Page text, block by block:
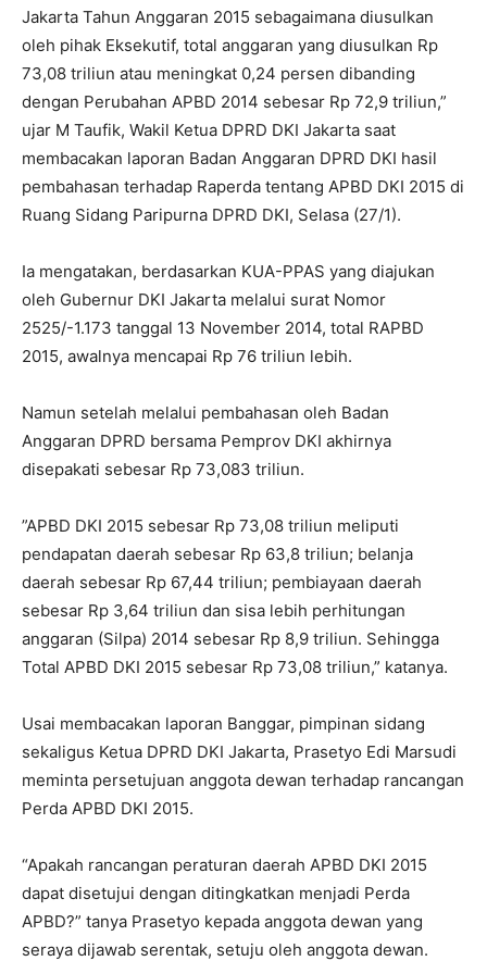
Jakarta Tahun Anggaran 2015 sebagaimana diusulkan
oleh pihak Eksekutif, total anggaran yang diusulkan Rp
73,08 triliun atau meningkat 0,24 persen dibanding
dengan Perubahan APBD 2014 sebesar Rp 72,9 triliun,”
ujar M Taufik, Wakil Ketua DPRD DKI Jakarta saat
membacakan laporan Badan Anggaran DPRD DKI hasil
pembahasan terhadap Raperda tentang APBD DKI 2015 di
Ruang Sidang Paripurna DPRD DKI, Selasa (27/1).
Ia mengatakan, berdasarkan KUA-PPAS yang diajukan
oleh Gubernur DKI Jakarta melalui surat Nomor
2525/-1.173 tanggal 13 November 2014, total RAPBD
2015, awalnya mencapai Rp 76 triliun lebih.
Namun setelah melalui pembahasan oleh Badan
Anggaran DPRD bersama Pemprov DKI akhirnya
disepakati sebesar Rp 73,083 triliun.
”APBD DKI 2015 sebesar Rp 73,08 triliun meliputi
pendapatan daerah sebesar Rp 63,8 triliun; belanja
daerah sebesar Rp 67,44 triliun; pembiayaan daerah
sebesar Rp 3,64 triliun dan sisa lebih perhitungan
anggaran (Silpa) 2014 sebesar Rp 8,9 triliun. Sehingga
Total APBD DKI 2015 sebesar Rp 73,08 triliun,” katanya.
Usai membacakan laporan Banggar, pimpinan sidang
sekaligus Ketua DPRD DKI Jakarta, Prasetyo Edi Marsudi
meminta persetujuan anggota dewan terhadap rancangan
Perda APBD DKI 2015.
“Apakah rancangan peraturan daerah APBD DKI 2015
dapat disetujui dengan ditingkatkan menjadi Perda
APBD?” tanya Prasetyo kepada anggota dewan yang
seraya dijawab serentak, setuju oleh anggota dewan.